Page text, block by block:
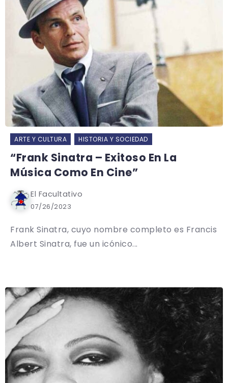
ARTE Y CULTURA HISTORIA Y SOCIEDAD
“Frank Sinatra – Exitoso En La
Música Como En Cine”
El Facultativo
07/26/2023
Frank Sinatra, cuyo nombre completo es Francis
Albert Sinatra, fue un icónico...